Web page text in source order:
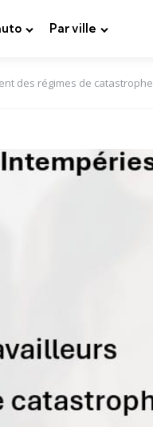
Par ville
des régimes de catastrophe